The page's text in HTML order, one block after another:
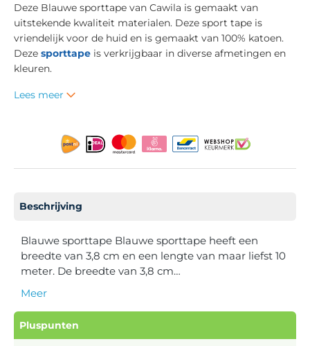
Deze Blauwe sporttape van Cawila is gemaakt van
uitstekende kwaliteit materialen. Deze sport tape is
vriendelijk voor de huid en is gemaakt van 100% katoen.
Deze sporttape is verkrijgbaar in diverse afmetingen en
kleuren.
Lees meer
Beschrijving
Blauwe sporttape Blauwe sporttape heeft een
breedte van 3,8 cm en een lengte van maar liefst 10
meter. De breedte van 3,8 cm…
Meer
Pluspunten